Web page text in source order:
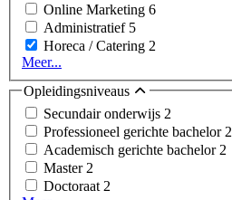
Online Marketing 6
Administratief 5
Horeca / Catering 2
Meer...
Opleidingsniveaus
Secundair onderwijs 2
Professioneel gerichte bachelor 2
Academisch gerichte bachelor 2
Master 2
Doctoraat 2